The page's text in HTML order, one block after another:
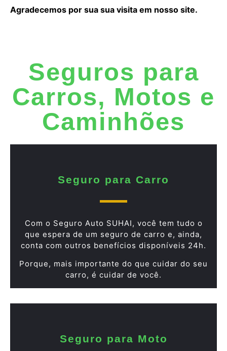
Agradecemos por sua sua visita em nosso site.
Seguros para
Carros, Motos e
Caminhões
Seguro para Carro
Com o Seguro Auto SUHAI, você tem tudo o
que espera de um seguro de carro e, ainda,
conta com outros benefícios disponíveis 24h.
Porque, mais importante do que cuidar do seu
carro, é cuidar de você.
Seguro para Moto